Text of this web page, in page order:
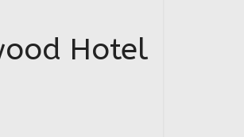
Hotel